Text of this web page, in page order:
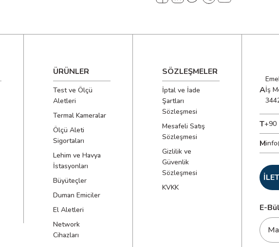
ÜRÜNLER
Test ve Ölçü
Aletleri
Termal Kameralar
Ölçü Aleti
Sigortaları
Lehim ve Havya
İstasyonları
Büyüteçler
Duman Emiciler
El Aletleri
Network
Cihazları
SÖZLEŞMELER
İptal ve İade
Şartları
Sözleşmesi
Mesafeli Satış
Sözleşmesi
Gizlilik ve
Güvenlik
Sözleşmesi
KVKK
Aİş
T+90
M
E-